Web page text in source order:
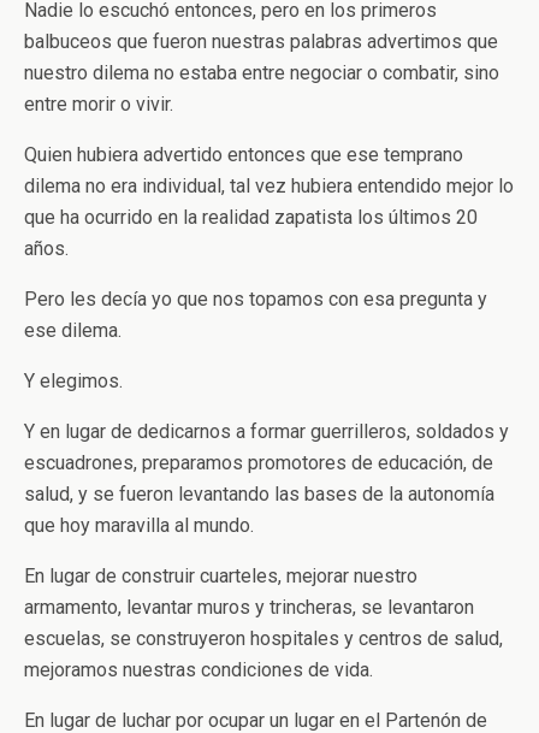
Nadie lo escuchó entonces, pero en los primeros
balbuceos que fueron nuestras palabras advertimos que
nuestro dilema no estaba entre negociar o combatir, sino
entre morir o vivir.
Quien hubiera advertido entonces que ese temprano
dilema no era individual, tal vez hubiera entendido mejor lo
que ha ocurrido en la realidad zapatista los últimos 20
años.
Pero les decía yo que nos topamos con esa pregunta y
ese dilema.
Y elegimos.
Y en lugar de dedicarnos a formar guerrilleros, soldados y
escuadrones, preparamos promotores de educación, de
salud, y se fueron levantando las bases de la autonomía
que hoy maravilla al mundo.
En lugar de construir cuarteles, mejorar nuestro
armamento, levantar muros y trincheras, se levantaron
escuelas, se construyeron hospitales y centros de salud,
mejoramos nuestras condiciones de vida.
En lugar de luchar por ocupar un lugar en el Partenón de